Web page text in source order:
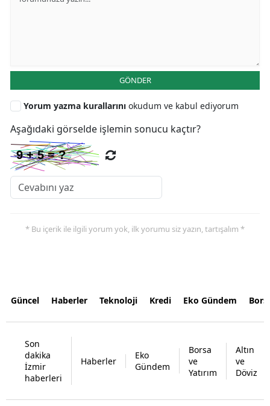
GÖNDER
Yorum yazma kurallarını okudum ve kabul ediyorum
Aşağıdaki görselde işlemin sonucu kaçtır?
* Bu içerik ile ilgili yorum yok, ilk yorumu siz yazın, tartışalım *
Güncel Haberler Teknoloji Kredi Eko Gündem
Son
dakika
İzmir
haberleri
Haberler
Eko
Gündem
Borsa
ve
Yatırım
Altın
ve
Döviz